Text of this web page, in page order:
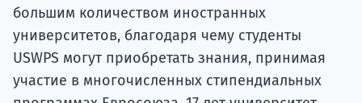
большим количеством иностранных
университетов, благодаря чему студенты
USWPS могут приобретать знания, принимая
участие в многочисленных стипендиальных